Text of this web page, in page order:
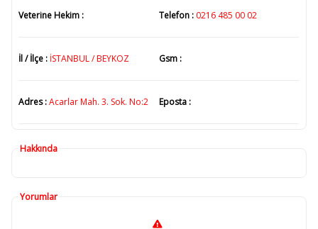
Veterine Hekim : Telefon : 0216 485 00 02
İl / İlçe : İSTANBUL / BEYKOZ Gsm :
Adres :Acarlar Mah. 3. Sok. No:2 Eposta :
Hakkında
Yorumlar